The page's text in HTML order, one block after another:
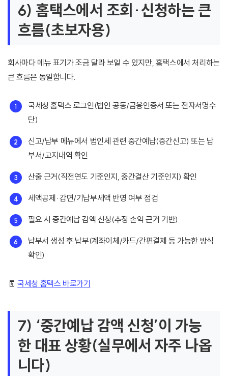
6) 홈택스에서 조회·신청하는 큰
흐름(초보자용)
회사마다 메뉴 표기가 조금 달라 보일 수 있지만, 홈택스에서 처리하는
큰 흐름은 동일합니다.
국세청 홈택스 로그인(법인 공동/금융인증서 또는 전자서명수
단)
신고/납부 메뉴에서 법인세 관련 중간예납(중간신고) 또는 납
부서/고지내역 확인
산출 근거(직전연도 기준인지, 중간결산 기준인지) 확인
세액공제·감면/기납부세액 반영 여부 점검
필요 시 중간예납 감액 신청(추정 손익 근거 기반)
납부서 생성 후 납부(계좌이체/카드/간편결제 등 가능한 방식
확인)
🧾국세청 홈택스 바로가기
7) ‘중간예납 감액 신청’이 가능
한 대표 상황(실무에서 자주 나옵
니다)